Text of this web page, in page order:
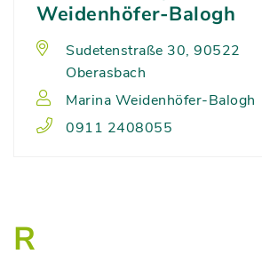
Weidenhöfer-Balogh
Sudetenstraße 30, 90522
Oberasbach
Marina Weidenhöfer-Balogh
0911 2408055
R